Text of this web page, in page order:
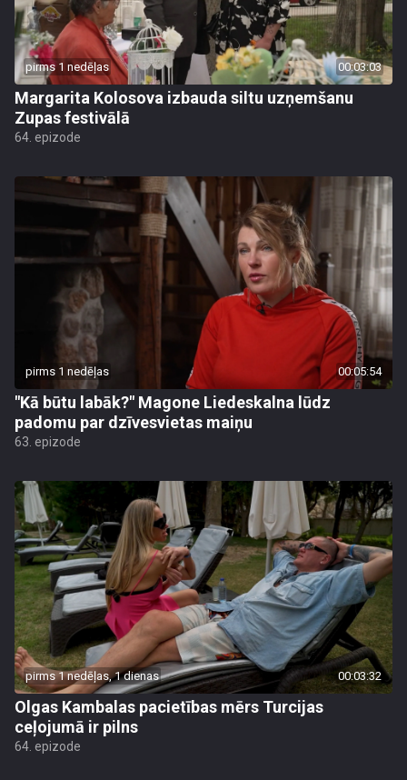
pirms 1 nedēļas 00:03:03
Margarita Kolosova izbauda siltu uzņemšanu
Zupas festivālā
64. epizode
pirms 1 nedēļas 00:05:54
"Kā būtu labāk?" Magone Liedeskalna lūdz
padomu par dzīvesvietas maiņu
63. epizode
pirms 1 nedēļas, 1 dienas 00:03:32
Olgas Kambalas pacietības mērs Turcijas
ceļojumā ir pilns
64. epizode